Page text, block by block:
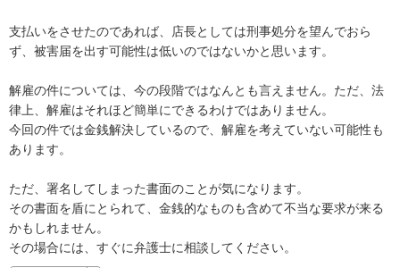
支払いをさせたのであれば、店長としては刑事処分を望んでおら
ず、被害届を出す可能性は低いのではないかと思います。
解雇の件については、今の段階ではなんとも言えません。ただ、法
律上、解雇はそれほど簡単にできるわけではありません。
今回の件では金銭解決しているので、解雇を考えていない可能性も
あります。
ただ、署名してしまった書面のことが気になります。
その書面を盾にとられて、金銭的なものも含めて不当な要求が来る
かもしれません。
その場合には、すぐに弁護士に相談してください。